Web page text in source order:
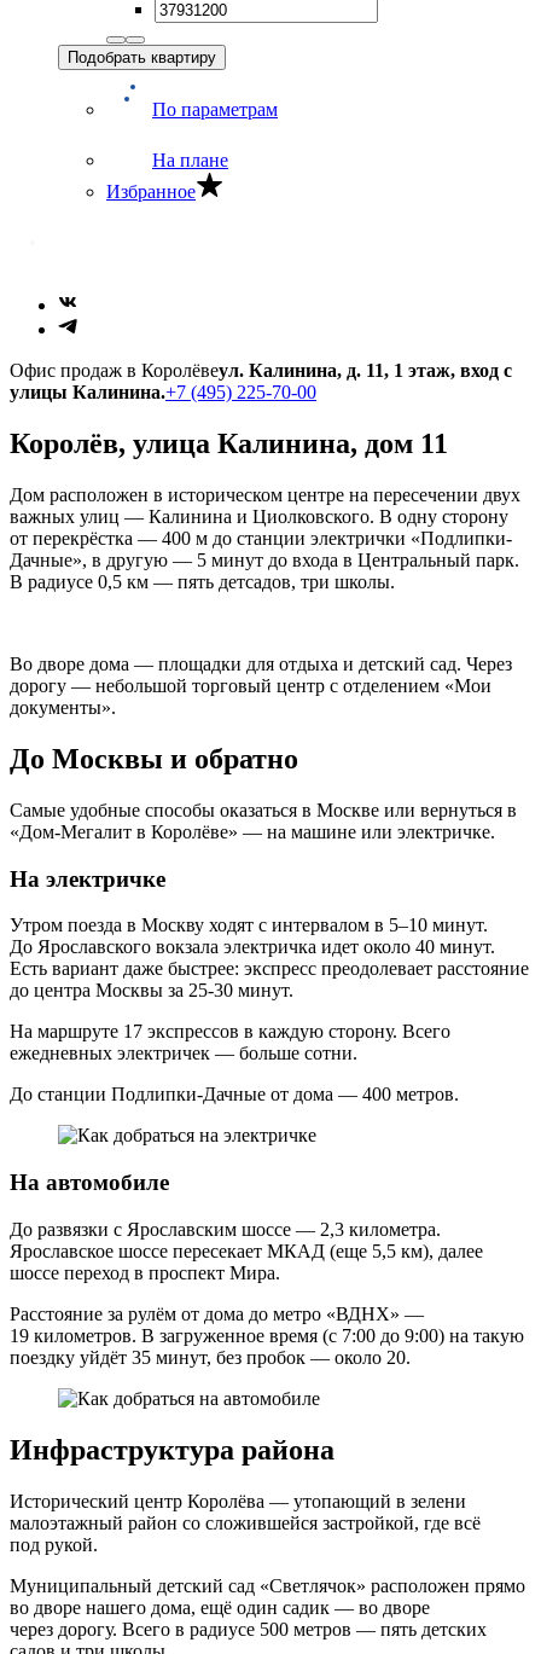
Подобрать квартиру
По параметрам
На плане
Избранное
Офис продаж в Королёвеул. Калинина, д. 11, 1 этаж, вход с
улицы Калинина.+7 (495) 225-70-00
Королёв, улица Калинина, дом 11
Дом расположен в историческом центре на пересечении двух
важных улиц — Калинина и Циолковского. В одну сторону
от перекрёстка — 400 м до станции электрички «Подлипки‐
Дачные», в другую — 5 минут до входа в Центральный парк.
В радиусе 0,5 км — пять детсадов, три школы.
Во дворе дома — площадки для отдыха и детский сад. Через
дорогу — небольшой торговый центр с отделением «Мои
документы».
До Москвы и обратно
Самые удобные способы оказаться в Москве или вернуться в
«Дом‐Мегалит в Королёве» — на машине или электричке.
На электричке
Утром поезда в Москву ходят с интервалом в 5–10 минут.
До Ярославского вокзала электричка идет около 40 минут.
Есть вариант даже быстрее: экспресс преодолевает расстояние
до центра Москвы за 25-30 минут.
На маршруте 17 экспрессов в каждую сторону. Всего
ежедневных электричек — больше сотни.
До станции Подлипки‐Дачные от дома — 400 метров.
На автомобиле
До развязки с Ярославским шоссе — 2,3 километра.
Ярославское шоссе пересекает МКАД (еще 5,5 км), далее
шоссе переход в проспект Мира.
Расстояние за рулём от дома до метро «ВДНХ» —
19 километров. В загруженное время (с 7:00 до 9:00) на такую
поездку уйдёт 35 минут, без пробок — около 20.
Инфраструктура района
Исторический центр Королёва — утопающий в зелени
малоэтажный район со сложившейся застройкой, где всё
под рукой.
Муниципальный детский сад «Светлячок» расположен прямо
во дворе нашего дома, ещё один садик — во дворе
через дорогу. Всего в радиусе 500 метров — пять детских